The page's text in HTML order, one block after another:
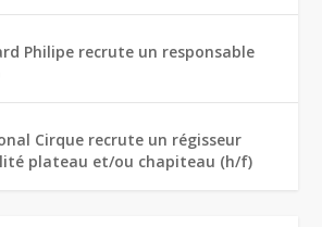
Philipe recrute un responsable
Cirque recrute un régisseur
plateau et/ou chapiteau (h/f)